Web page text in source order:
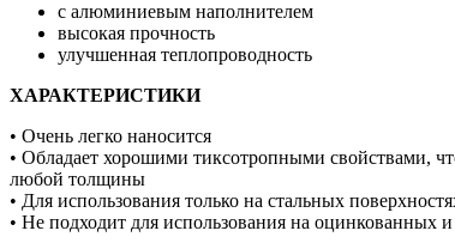
с алюминиевым наполнителем
высокая прочность
улучшенная теплопроводность
ХАРАКТЕРИСТИКИ
• Очень легко наносится
• Обладает хорошими тиксотропными свойствами,
любой толщины
• Для использования только на стальных
• Не подходит для использования на оцинкованных